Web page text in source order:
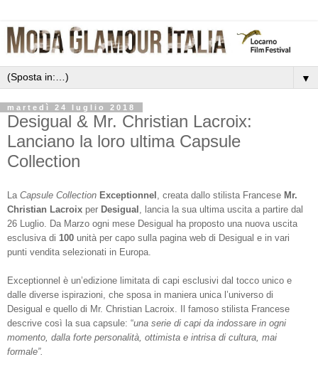
▼
martedì 24 luglio 2018
Desigual & Mr. Christian Lacroix:
Lanciano la loro ultima Capsule
Collection
La Capsule Collection Exceptionnel , creata dallo stilista Francese Mr.
Christian Lacroix per Desigual , lancia la sua ultima uscita a partire dal
26 Luglio. Da Marzo ogni mese Desigual ha proposto una nuova uscita
esclusiva di 100 unità per capo sulla pagina web di Desigual e in vari
punti vendita selezionati in Europa.
Exceptionnel è un’edizione limitata di capi esclusivi dal tocco unico e
dalle diverse ispirazioni, che sposa in maniera unica l’universo di
Desigual e quello di Mr. Christian Lacroix. Il famoso stilista Francese
descrive così la sua capsule: “una serie di capi da indossare in ogni
momento, dalla forte personalità, ottimista e intrisa di cultura, mai
formale”.